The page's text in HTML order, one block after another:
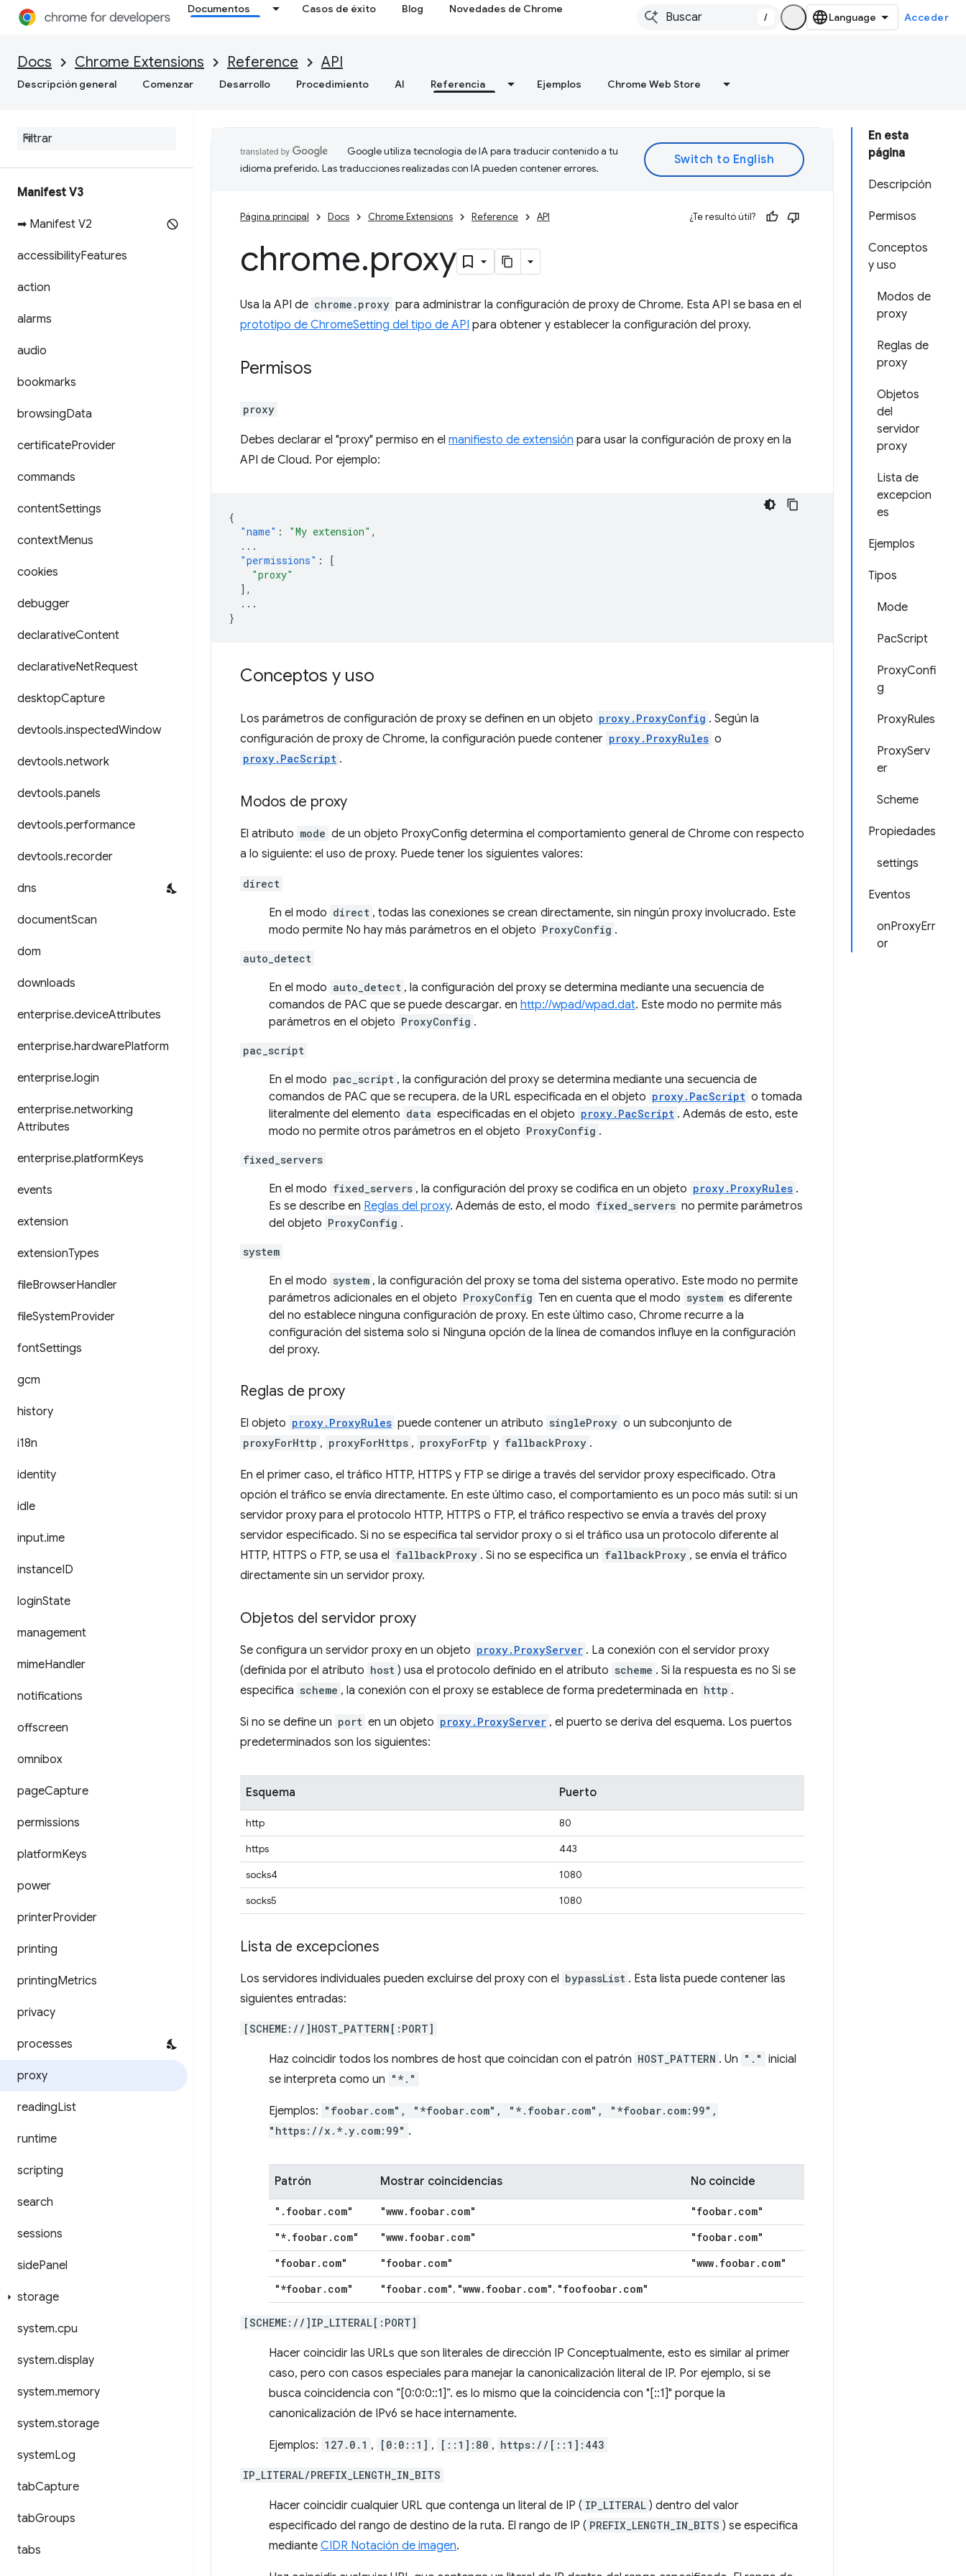
Documentos Casos de éxito Blog Novedades de Chrome
/ Acceder
Docs Chrome Extensions Reference API
Descripción general Comenzar Desarrollo Procedimiento AI Referencia Ejemplos Chrome Web Store
Manifest V3
➡ Manifest V2
accessibilityFeatures
action
alarms
audio
bookmarks
browsingData
certificateProvider
commands
contentSettings
contextMenus
cookies
debugger
declarativeContent
declarativeNetRequest
desktopCapture
devtools.inspectedWindow
devtools.network
devtools.panels
devtools.performance
devtools.recorder
dns
documentScan
dom
downloads
enterprise.deviceAttributes
enterprise.hardwarePlatform
enterprise.login
enterprise.networking
Attributes
enterprise.platformKeys
events
extension
extensionTypes
fileBrowserHandler
fileSystemProvider
fontSettings
gcm
history
i18n
identity
idle
input.ime
instanceID
loginState
management
mimeHandler
notifications
offscreen
omnibox
pageCapture
permissions
platformKeys
power
printerProvider
printing
printingMetrics
privacy
processes
proxy
readingList
runtime
scripting
search
sessions
sidePanel
storage
system.cpu
system.display
system.memory
system.storage
systemLog
tabCapture
tabGroups
tabs
En esta
página
Descripción
Permisos
Conceptos
y uso
Modos de
proxy
Reglas de
proxy
Objetos
del
servidor
proxy
Lista de
excepcion
es
Ejemplos
Tipos
Mode
PacScript
ProxyConfi
g
ProxyRules
ProxyServ
er
Scheme
Propiedades
settings
Eventos
onProxyErr
or
Google utiliza tecnología de IA para traducir contenido a tu
idioma preferido. Las traducciones realizadas con IA pueden contener errores.
Página principal Docs Chrome Extensions Reference API ¿Te resultó útil?
chrome.proxy
Usa la API de chrome.proxy para administrar la configuración de proxy de Chrome. Esta API se basa en el
prototipo de ChromeSetting del tipo de API para obtener y establecer la configuración del proxy.
Permisos
proxy
Debes declarar el "proxy" permiso en el manifiesto de extensión para usar la configuración de proxy en la
API de Cloud. Por ejemplo:
{
"name" : "My extension" ,
...
"permissions" :
[
"proxy"
],
...
}
Conceptos y uso
Los parámetros de configuración de proxy se definen en un objeto proxy.ProxyConfig . Según la
configuración de proxy de Chrome, la configuración puede contener proxy.ProxyRules o
proxy.PacScript .
Modos de proxy
El atributo mode de un objeto ProxyConfig determina el comportamiento general de Chrome con respecto
a lo siguiente: el uso de proxy. Puede tener los siguientes valores:
direct
En el modo direct , todas las conexiones se crean directamente, sin ningún proxy involucrado. Este
modo permite No hay más parámetros en el objeto ProxyConfig .
auto_detect
En el modo auto_detect , la configuración del proxy se determina mediante una secuencia de
comandos de PAC que se puede descargar. en http://wpad/wpad.dat. Este modo no permite más
parámetros en el objeto ProxyConfig .
pac_script
En el modo pac_script , la configuración del proxy se determina mediante una secuencia de
comandos de PAC que se recupera. de la URL especificada en el objeto proxy.PacScript o tomada
literalmente del elemento data especificadas en el objeto proxy.PacScript . Además de esto, este
modo no permite otros parámetros en el objeto ProxyConfig .
fixed_servers
En el modo fixed_servers , la configuración del proxy se codifica en un objeto proxy.ProxyRules .
Es se describe en Reglas del proxy. Además de esto, el modo fixed_servers no permite parámetros
del objeto ProxyConfig .
system
En el modo system , la configuración del proxy se toma del sistema operativo. Este modo no permite
parámetros adicionales en el objeto ProxyConfig Ten en cuenta que el modo system es diferente
del no establece ninguna configuración de proxy. En este último caso, Chrome recurre a la
configuración del sistema solo si Ninguna opción de la línea de comandos influye en la configuración
del proxy.
Reglas de proxy
El objeto proxy.ProxyRules puede contener un atributo singleProxy o un subconjunto de
proxyForHttp , proxyForHttps , proxyForFtp y fallbackProxy .
En el primer caso, el tráfico HTTP, HTTPS y FTP se dirige a través del servidor proxy especificado. Otra
opción el tráfico se envía directamente. En este último caso, el comportamiento es un poco más sutil: si un
servidor proxy para el protocolo HTTP, HTTPS o FTP, el tráfico respectivo se envía a través del proxy
servidor especificado. Si no se especifica tal servidor proxy o si el tráfico usa un protocolo diferente al
HTTP, HTTPS o FTP, se usa el fallbackProxy . Si no se especifica un fallbackProxy , se envía el tráfico
directamente sin un servidor proxy.
Objetos del servidor proxy
Se configura un servidor proxy en un objeto proxy.ProxyServer . La conexión con el servidor proxy
(definida por el atributo host ) usa el protocolo definido en el atributo scheme . Si la respuesta es no Si se
especifica scheme , la conexión con el proxy se establece de forma predeterminada en http .
Si no se define un port en un objeto proxy.ProxyServer , el puerto se deriva del esquema. Los puertos
predeterminados son los siguientes:
Esquema Puerto
http
80
https
443
socks4
1080
socks5
1080
Lista de excepciones
Los servidores individuales pueden excluirse del proxy con el bypassList . Esta lista puede contener las
siguientes entradas:
[SCHEME://]HOST_PATTERN[:PORT]
Haz coincidir todos los nombres de host que coincidan con el patrón HOST_PATTERN . Un "." inicial
se interpreta como un "*."
Ejemplos: "foobar.com", "*foobar.com", "*.foobar.com", "*foobar.com:99",
"https://x.*.y.com:99" .
Patrón Mostrar coincidencias No coincide
" . foobar. com" "www. foobar. com" "foobar. com"
"*. foobar. com" "www. foobar. com" "foobar. com"
"foobar. com" "foobar. com" "www. foobar. com"
"*foobar. com" "foobar. com", "www. foobar. com", "foofoobar. com"
[SCHEME://]IP_LITERAL[:PORT]
Hacer coincidir las URLs que son literales de dirección IP Conceptualmente, esto es similar al primer
caso, pero con casos especiales para manejar la canonicalización literal de IP. Por ejemplo, si se
busca coincidencia con “[0:0:0::1]”. es lo mismo que la coincidencia con "[::1]" porque la
canonicalización de IPv6 se hace internamente.
Ejemplos: 127.0.1 , [0:0::1] , [::1]:80 , https://[::1]:443
IP_LITERAL/PREFIX_LENGTH_IN_BITS
Hacer coincidir cualquier URL que contenga un literal de IP ( IP_LITERAL ) dentro del valor
especificado del rango de destino de la ruta. El rango de IP ( PREFIX_LENGTH_IN_BITS ) se especifica
mediante CIDR Notación de imagen.